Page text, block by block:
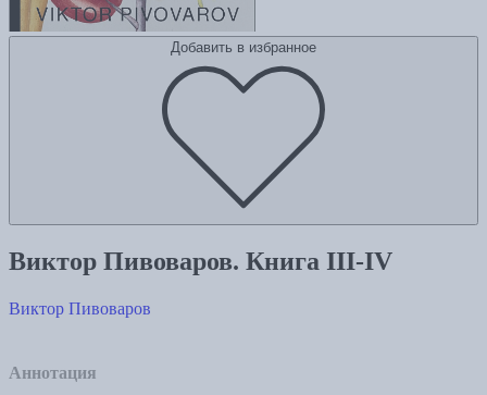
Добавить в избранное
Виктор Пивоваров. Книга III-IV
Виктор Пивоваров
Аннотация